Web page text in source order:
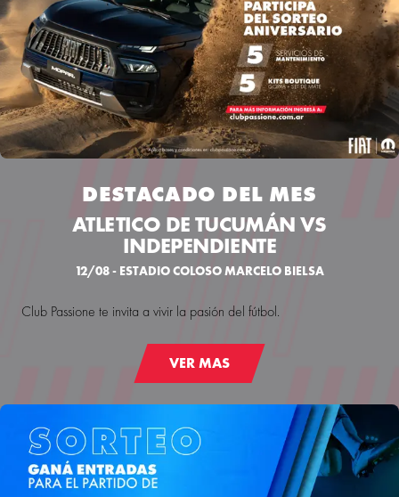
DESTACADO DEL MES
ATLETICO DE TUCUMÁN VS
INDEPENDIENTE
12/08 - ESTADIO COLOSO MARCELO BIELSA
Club Passione te invita a vivir la pasión del fútbol.
VER MAS